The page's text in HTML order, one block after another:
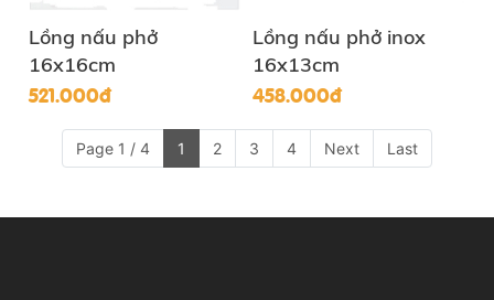
Lồng nấu phở
16x16cm
521.000đ
Lồng nấu phở inox
16x13cm
458.000đ
Page 1 / 4 1 2 3 4 Next Last